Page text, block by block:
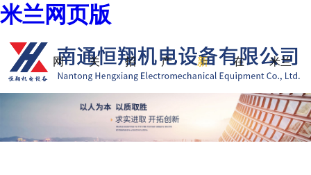
米兰网页版
网 关 招
贤
产
品
新 在
线
米兰
网页